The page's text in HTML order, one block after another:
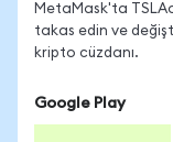
MetaMask'ta
takas edin ve
kripto cüzdanı.
Google Play